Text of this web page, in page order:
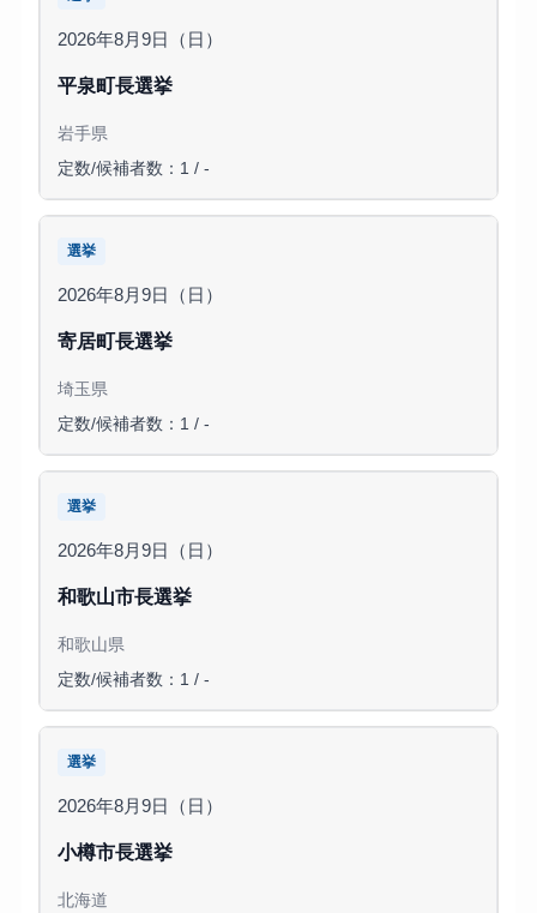
2026年8月9日（日）
平泉町長選挙
岩手県
定数/候補者数：1 / -
選挙
2026年8月9日（日）
寄居町長選挙
埼玉県
定数/候補者数：1 / -
選挙
2026年8月9日（日）
和歌山市長選挙
和歌山県
定数/候補者数：1 / -
選挙
2026年8月9日（日）
小樽市長選挙
北海道